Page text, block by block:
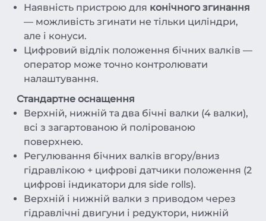
Наявність пристрою для конічного згинання
— можливість згинати не тільки циліндри,
але і конуси.
Цифровий відлік положення бічних валків —
оператор може точно контролювати
налаштування.
Стандартне оснащення
Верхній, нижній та два бічні валки (4 валки),
всі з загартованою й полірованою
поверхнею.
Регулювання бічних валків вгору/вниз
гідравлікою + цифрові датчики положення (2
цифрові індикатори для side rolls).
Верхній і нижній валки з приводом через
гідравлічні двигуни і редуктори, нижній